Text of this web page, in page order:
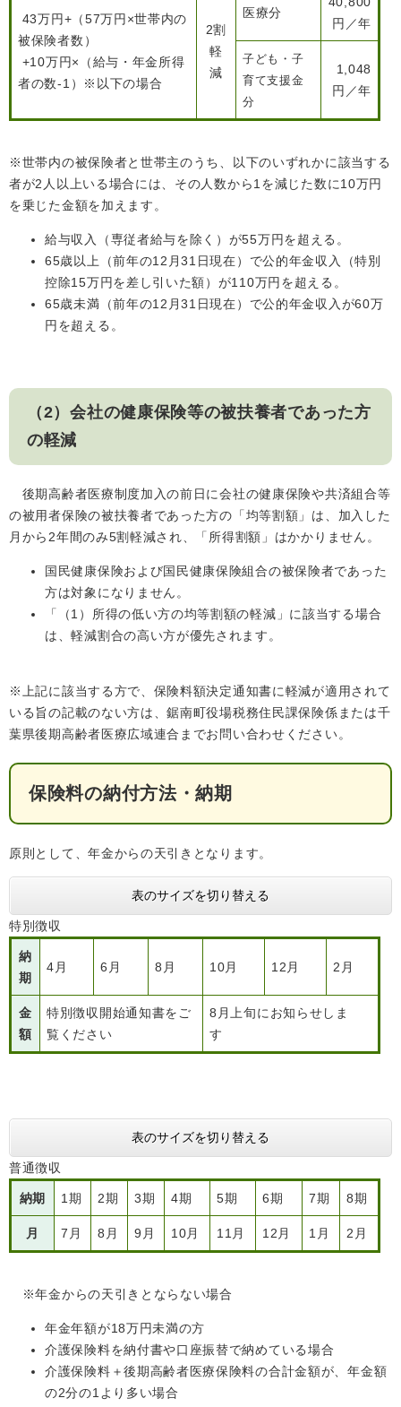
43万円+（57万円×世帯内の
被保険者数）
+10万円×（給与・年金所得
者の数-1）※以下の場合
2割
軽
減
医療分
円／年
子ども・子
育て支援金
分
1,048
円／年
※世帯内の被保険者と世帯主のうち、以下のいずれかに該当する
者が2人以上いる場合には、その人数から1を減じた数に10万円
を乗じた金額を加えます。
給与収入（専従者給与を除く）が55万円を超える。
65歳以上（前年の12月31日現在）で公的年金収入（特別
控除15万円を差し引いた額）が110万円を超える。
65歳未満（前年の12月31日現在）で公的年金収入が60万
円を超える。
（2）会社の健康保険等の被扶養者であった方
の軽減
後期高齢者医療制度加入の前日に会社の健康保険や共済組合等
の被用者保険の被扶養者であった方の「均等割額」は、加入した
月から2年間のみ5割軽減され、「所得割額」はかかりません。
国民健康保険および国民健康保険組合の被保険者であった
方は対象になりません。
「（1）所得の低い方の均等割額の軽減」に該当する場合
は、軽減割合の高い方が優先されます。
※上記に該当する方で、保険料額決定通知書に軽減が適用されて
いる旨の記載のない方は、鋸南町役場税務住民課保険係または千
葉県後期高齢者医療広域連合までお問い合わせください。
保険料の納付方法・納期
原則として、年金からの天引きとなります。
表のサイズを切り替える
特別徴収
納
期
4月 6月 8月 10月 12月 2月
金
額
特別徴収開始通知書をご
覧ください
8月上旬にお知らせしま
す
表のサイズを切り替える
普通徴収
納期 1期 2期 3期 4期 5期 6期 7期 8期
月 7月 8月 9月 10月 11月 12月 1月 2月
※年金からの天引きとならない場合
年金年額が18万円未満の方
介護保険料を納付書や口座振替で納めている場合
介護保険料＋後期高齢者医療保険料の合計金額が、年金額
の2分の1より多い場合